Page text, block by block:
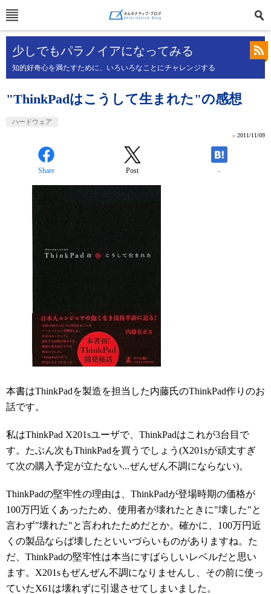
少しでもパラノイアになってみる
知的好奇心を満たすために、いろいろなことにチャレンジする
"ThinkPadはこうして生まれた"の感想
ハードウェア
» 2011/11/09
Share Post -
本書はThinkPadを製造を担当した内藤氏のThinkPad作りのお
話です。
私はThinkPad X201sユーザで、ThinkPadはこれが3台目で
す。たぶん次もThinkPadを買うでしょう(X201sが頑丈すぎ
て次の購入予定が立たない...ぜんぜん不調にならない)。
ThinkPadの堅牢性の理由は、ThinkPadが登場時期の価格が
100万円近くあったため、使用者が壊れたときに"壊した"と
言わず"壊れた"と言われたためだとか。確かに、100万円近
くの製品ならば壊したといいづらいものがありますね。た
だ、ThinkPadの堅牢性は本当にすばらしいレベルだと思い
ます。X201sもぜんぜん不調になりませんし、その前に使っ
ていたX61は壊れずに引退させてしまいました。